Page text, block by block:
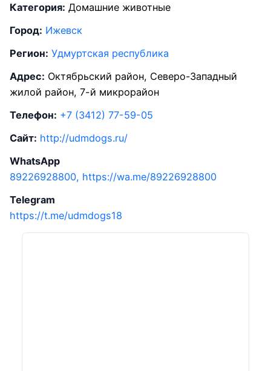
Категория: Домашние животные
Город: Ижевск
Регион: Удмуртская республика
Адрес: Октябрьский район, Северо-Западный
жилой район, 7-й микрорайон
Телефон: +7 (3412) 77-59-05
Сайт: http://udmdogs.ru/
WhatsApp
89226928800, https://wa.me/89226928800
Telegram
https://t.me/udmdogs18